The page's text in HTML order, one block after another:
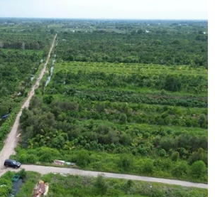
#Manchester United
#Van der Sar